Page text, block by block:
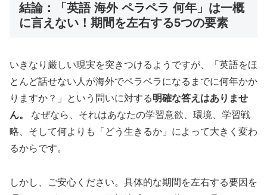
結論：「英語 海外 ペラペラ 何年」は一概
に言えない！期間を左右する5つの要素
いきなり厳しい現実を突きつけるようですが、「英語をほ
とんど話せない人が海外でペラペラになるまでに何年かか
りますか？」という問いに対する明確な答えはありませ
ん。
なぜなら、それはあなたの学習意欲、環境、学習戦
略、そして何よりも「どう生きるか」によって大きく変わ
るからです。
しかし、ご安心ください。具体的な期間を左右する要因を